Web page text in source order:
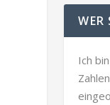
WER
Ich